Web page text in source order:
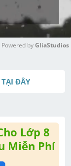
Powered by GliaStudios
TẠI ĐÂY
Lớp 8
Miễn Phí